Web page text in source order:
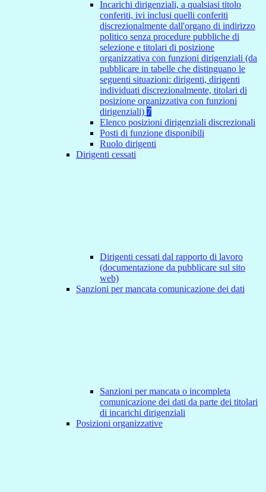
Incarichi dirigenziali, a qualsiasi titolo
conferiti, ivi inclusi quelli conferiti
discrezionalmente dall'organo di indirizzo
politico senza procedure pubbliche di
selezione e titolari di posizione
organizzativa con funzioni dirigenziali (da
pubblicare in tabelle che distinguano le
seguenti situazioni: dirigenti, dirigenti
individuati discrezionalmente, titolari di
posizione organizzativa con funzioni
dirigenziali) 7
Elenco posizioni dirigenziali discrezionali
Posti di funzione disponibili
Ruolo dirigenti
Dirigenti cessati
Dirigenti cessati dal rapporto di lavoro
(documentazione da pubblicare sul sito
web)
Sanzioni per mancata comunicazione dei dati
Sanzioni per mancata o incompleta
comunicazione dei dati da parte dei titolari
di incarichi dirigenziali
Posizioni organizzative